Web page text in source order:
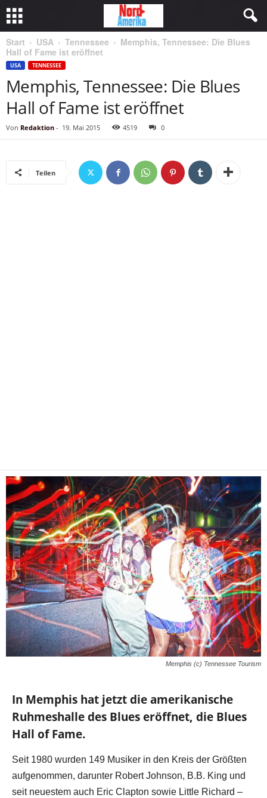
Start USA Tennessee
Memphis, Tennessee: Die Blues
Hall of Fame ist eröffnet
USA TENNESSEE
Memphis, Tennessee: Die Blues
Hall of Fame ist eröffnet
Von Redaktion - 19. Mai 2015 4519 0
Teilen
Memphis (c) Tennessee Tourism
In Memphis hat jetzt die amerikanische
Ruhmeshalle des Blues eröffnet, die Blues
Hall of Fame.
Seit 1980 wurden 149 Musiker in den Kreis der Größten
aufgenommen, darunter Robert Johnson, B.B. King und
seit neuestem auch Eric Clapton sowie Little Richard –